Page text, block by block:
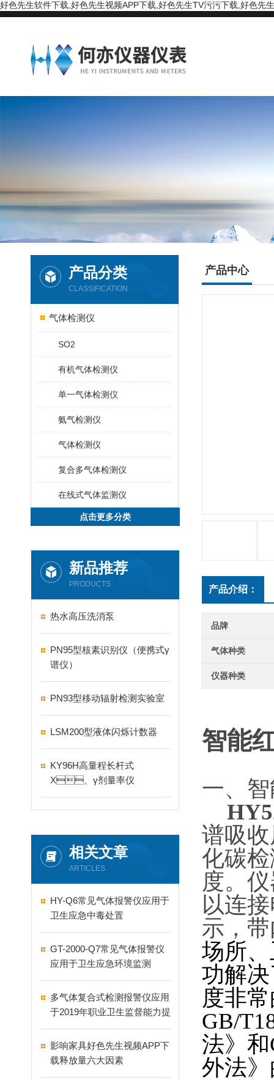
好色先生软件下载,好色先生视频APP下载,好色先生TV污污下载,好色先
产品分类
CLASSIFICATION
气体检测仪
SO2
有机气体检测仪
单一气体检测仪
氨气检测仪
气体检测仪
复合多气体检测仪
在线式气体监测仪
点击更多分类
新品推荐
PRODUCTS
热水高压洗消泵
PN95型核素识别仪（便携式γ
谱仪）
PN93型移动辐射检测实验室
LSM200型液体闪烁计数器
KY96H高量程长杆式
X、γ剂量率仪
相关文章
ARTICLES
HY-Q6常见气体报警仪应用于
卫生应急中毒处置
GT-2000-Q7常见气体报警仪
应用于卫生应急环境监测
多气体复合式检测报警仪应用
于2019年职业卫生监督能力提
升设备采购项目
影响家具好色先生视频APP下
载释放量六大因素
产品中心
产品介绍：
品牌
气体种类
仪器种类
智能
一、
谱吸收
化碳检
度
以连接
示
场所
功解决
度非常
GB/
法》和
外法》